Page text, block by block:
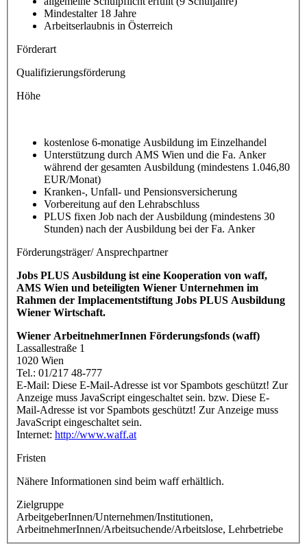
Mindestalter 18 Jahre
Arbeitserlaubnis in Österreich
Förderart
Qualifizierungsförderung
Höhe
kostenlose 6-monatige Ausbildung im Einzelhandel
Unterstützung durch AMS Wien und die Fa. Anker
während der gesamten Ausbildung (mindestens 1.046,80
EUR/Monat)
Kranken-, Unfall- und Pensionsversicherung
Vorbereitung auf den Lehrabschluss
PLUS fixen Job nach der Ausbildung (mindestens 30
Stunden) nach der Ausbildung bei der Fa. Anker
Förderungsträger/ Ansprechpartner
Jobs PLUS Ausbildung ist eine Kooperation von waff,
AMS Wien und beteiligten Wiener Unternehmen im
Rahmen der Implacementstiftung Jobs PLUS Ausbildung
Wiener Wirtschaft.
Wiener ArbeitnehmerInnen Förderungsfonds (waff)
Lassallestraße 1
1020 Wien
Tel.: 01/217 48-777
E-Mail: Diese E-Mail-Adresse ist vor Spambots geschützt! Zur
Anzeige muss JavaScript eingeschaltet sein. bzw. Diese E-
Mail-Adresse ist vor Spambots geschützt! Zur Anzeige muss
JavaScript eingeschaltet sein.
Internet: http://www.waff.at
Fristen
Nähere Informationen sind beim waff erhältlich.
Zielgruppe
ArbeitgeberInnen/Unternehmen/Institutionen,
ArbeitnehmerInnen/Arbeitsuchende/Arbeitslose, Lehrbetriebe